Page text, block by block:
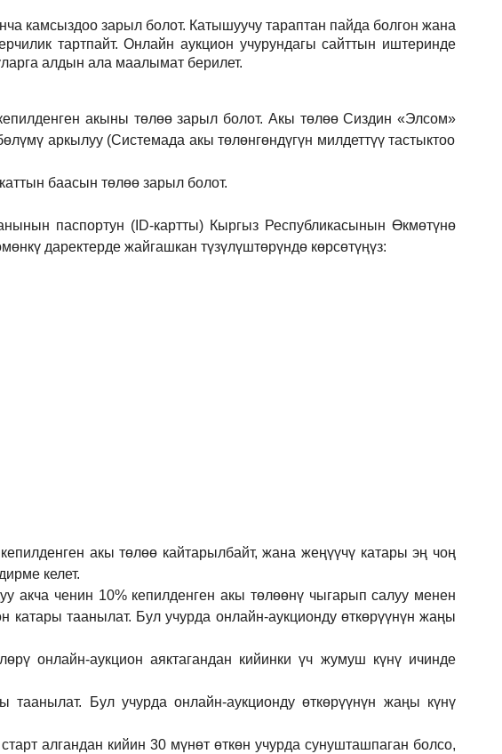
камсыздоо зарылболот. Катышуучу тараптан пайда болгон жана
тартпайт. Онлайн аукцион учурундагы сайттын иштеринде
алдын ала маалымат берилет.
акыны төлөө зарыл болот. Акы төлөө Сиздин«Элсом»
аркылуу (Системада акы төлөнгөндүгүн милдеттүү тастыктоо
баасын төлөө зарыл болот.
паспортун (ID-картты) Кыргыз Республикасынын Өкмөтүнө
даректерде жайгашкан түзүлүштөрүндө көрсөтүңүз:
акы төлөө кайтарылбайт, жана жеңүүчү катары эң чоң
келет.
акча ченин 10% кепилденген акы төлөөнү чыгарып салуу менен
катары таанылат. Бул учурда онлайн-аукционду өткөрүүнүн жаңы
онлайн-аукцион аяктагандан кийинки үч жумуш күнү ичинде
таанылат.
Бул учурда онлайн-аукционду өткөрүүнүн жаңы күнү
алгандан кийин 30 мүнөт өткөн учурда сунушташпаган болсо,